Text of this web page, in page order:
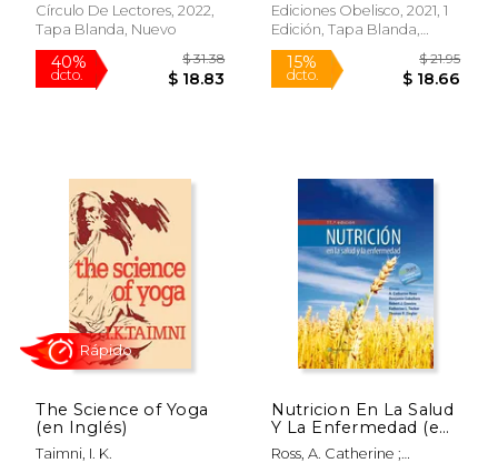
Círculo De Lectores, 2022,
Tapa Blanda, Nuevo
Ediciones Obelisco, 2021, 1
Edición, Tapa Blanda,
Nuevo
The Science of Yoga
(en Inglés)
Taimni, I. K.
Nutricion En La Salud
Y La Enfermedad (en
Inglés)
Ross, A. Catherine ;